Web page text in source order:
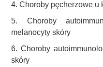
4. Choroby pęcherzowe u
5. Choroby
melanocyty skóry
6. Choroby
skóry